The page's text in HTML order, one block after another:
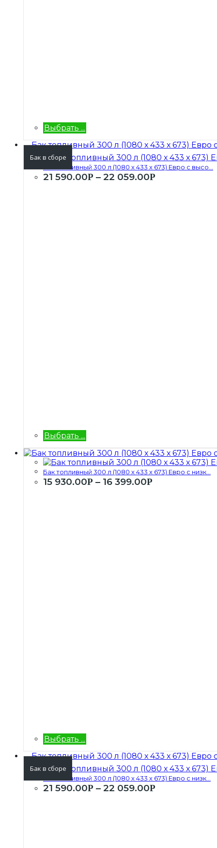
Выбрать ...
Бак в сборе
Бак топливный 300 л (1080 х 433 х 673) Евро с высо...
21 590.00Р – 22 059.00Р
Выбрать ...
Бак топливный 300 л (1080 х 433 х 673) Евро с низк...
15 930.00Р – 16 399.00Р
Выбрать ...
Бак в сборе
Бак топливный 300 л (1080 х 433 х 673) Евро с низк...
21 590.00Р – 22 059.00Р